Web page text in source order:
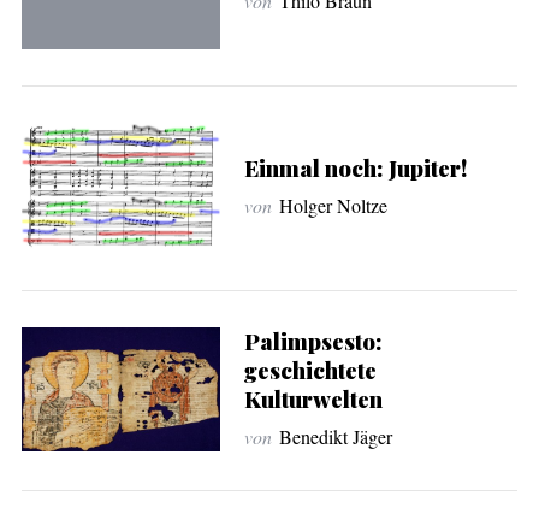
Einmal noch: Jupiter!
von Holger Noltze
Palimpsesto:
geschichtete
Kulturwelten
von Benedikt Jäger